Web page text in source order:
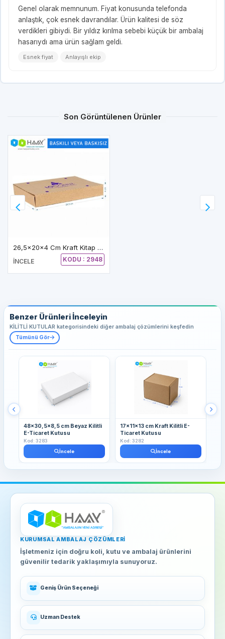
Genel olarak memnunum. Fiyat konusunda telefonda
anlaştık, çok esnek davrandılar. Ürün kalitesi de söz
verdikleri gibiydi. Bir yıldız kırılma sebebi küçük bir ambalaj
hasarıydı ama ürün sağlam geldi.
Esnek fiyat Anlayışlı ekip
Son Görüntülenen Ürünler
26,5x20x4 Cm Kraft Kitap Kutusu
İNCELE KODU : 2948
Benzer Ürünleri İnceleyin
KİLİTLİ KUTULAR kategorisindeki diğer ambalaj çözümlerini keşfedin
Tümünü Gör
48x30,5x8,5 cm Beyaz Kilitli
E-Ticaret Kutusu
Kod: 3283
İncele
17x11x13 cm Kraft Kilitli E-
Ticaret Kutusu
Kod: 3282
İncele
KURUMSAL AMBALAJ ÇÖZÜMLERI
İşletmeniz için doğru koli, kutu ve ambalaj ürünlerini
güvenilir tedarik yaklaşımıyla sunuyoruz.
Geniş Ürün Seçeneği
Uzman Destek